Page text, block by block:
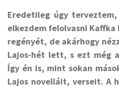
Eredetileg úgy
elkezdem felolvasni Kaffka
regényét, de akárhogy
Lajos-hét lett, s ezt még
Így én is, mint sokan
Lajos novelláit, verseit. A